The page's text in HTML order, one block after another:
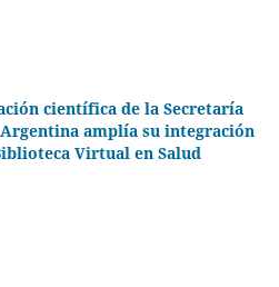
científica de la Secretaría
amplía su integración
Virtual en Salud